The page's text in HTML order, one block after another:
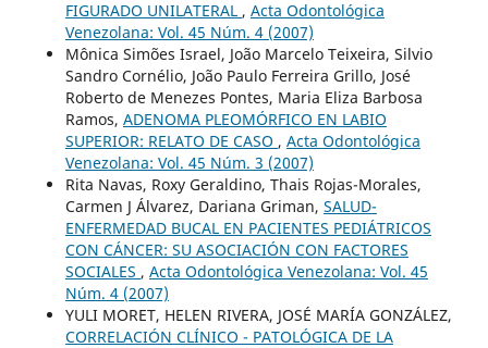
FIGURADO UNILATERAL , Acta Odontológica
Venezolana: Vol. 45 Núm. 4 (2007)
Mônica Simões Israel, João Marcelo Teixeira, Silvio
Sandro Cornélio, João Paulo Ferreira Grillo, José
Roberto de Menezes Pontes, Maria Eliza Barbosa
Ramos, ADENOMA PLEOMÓRFICO EN LABIO
SUPERIOR: RELATO DE CASO , Acta Odontológica
Venezolana: Vol. 45 Núm. 3 (2007)
Rita Navas, Roxy Geraldino, Thais Rojas-Morales,
Carmen J Álvarez, Dariana Griman, SALUD-
ENFERMEDAD BUCAL EN PACIENTES PEDIÁTRICOS
CON CÁNCER: SU ASOCIACIÓN CON FACTORES
SOCIALES , Acta Odontológica Venezolana: Vol. 45
Núm. 4 (2007)
YULI MORET, HELEN RIVERA, JOSÉ MARÍA GONZÁLEZ,
CORRELACIÓN CLÍNICO - PATOLÓGICA DE LA